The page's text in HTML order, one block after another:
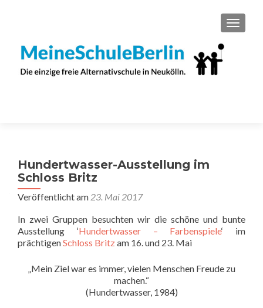
Hundertwasser-Ausstellung im
Schloss Britz
Veröffentlicht am 23. Mai 2017
In zwei Gruppen besuchten wir die schöne und bunte
Ausstellung ‘Hundertwasser – Farbenspiele‘ im
prächtigenSchloss Britzam 16. und 23. Mai
„Mein Ziel war es immer, vielen Menschen Freude zu
machen.“
(Hundertwasser, 1984)